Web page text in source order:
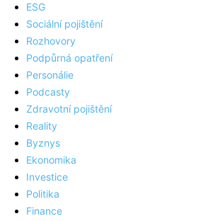
ESG
Sociální pojištění
Rozhovory
Podpůrná opatření
Personálie
Podcasty
Zdravotní pojištění
Reality
Byznys
Ekonomika
Investice
Politika
Finance